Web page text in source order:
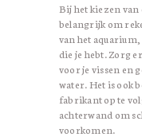
Bij het kiezen van
belangrijk om
van het
die je hebt. Zorg
voor je vissen en
water. Het is ook
fabrikant op te
achterwand om
voorkomen.